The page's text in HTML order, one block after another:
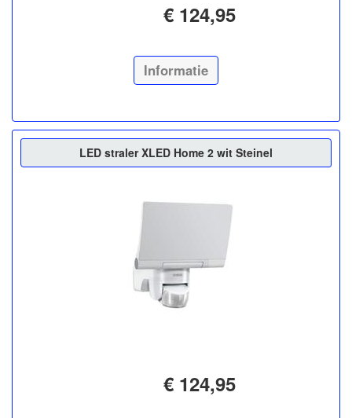
€ 124,95
Informatie
LED straler XLED Home 2 wit Steinel
€ 124,95